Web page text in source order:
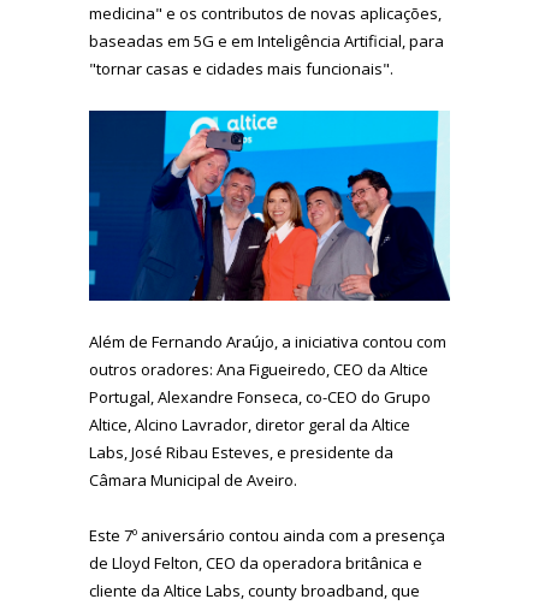
medicina" e os contributos de novas aplicações,
baseadas em 5G e em Inteligência Artificial, para
"tornar casas e cidades mais funcionais".
Além de Fernando Araújo, a iniciativa contou com
outros oradores: Ana Figueiredo, CEO da Altice
Portugal, Alexandre Fonseca, co-CEO do Grupo
Altice, Alcino Lavrador, diretor geral da Altice
Labs, José Ribau Esteves, e presidente da
Câmara Municipal de Aveiro.
Este 7º aniversário contou ainda com a presença
de Lloyd Felton, CEO da operadora britânica e
cliente da Altice Labs, county broadband, que